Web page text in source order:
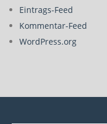
Eintrags-Feed
Kommentar-Feed
WordPress.org